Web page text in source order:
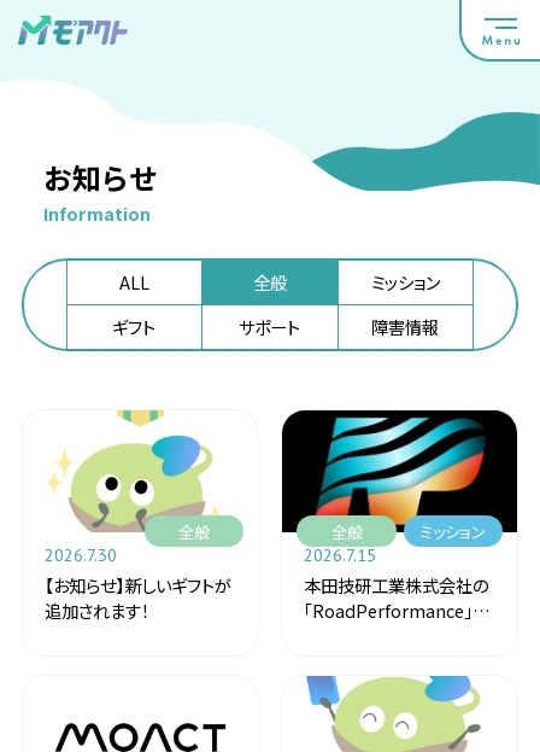
お知らせ
Information
ALL 全般
ミッション
ギフト
サポート 障害情報
2026.7.30
【お知らせ】新しいギフトが
追加されます！
全般
2026.7.15
本田技研工業株式会社の
「RoadPerformance」ア
全般 ミッション